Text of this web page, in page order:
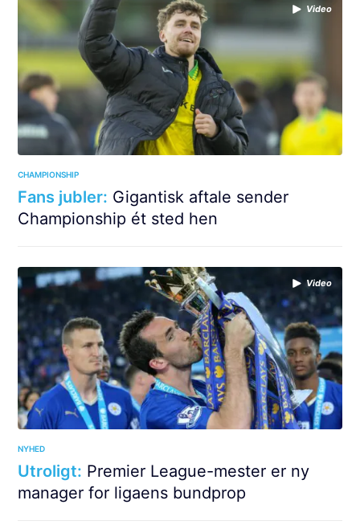
Video
CHAMPIONSHIP
Fans jubler: Gigantisk aftale sender
Championship ét sted hen
Video
NYHED
Utroligt: Premier League-mester er ny
manager for ligaens bundprop